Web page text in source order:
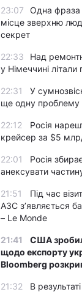
23:07
Одна фраза
місце зверхню
секрет
22:33
Над
у Німеччині літали
22:31
У
ще одну проблему
22:12
Росія
крейсер за $5
22:01
Росія
анексувати
21:51
Під час
АЗС з’являється
– Le Monde
21:41
США
щодо експорту
Bloomberg
21:32
В